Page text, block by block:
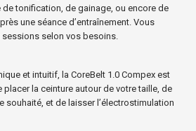
de tonification, de gainage, ou encore de
une séance d’entraînement. Vous
selon vos besoins.
et intuitif, la CoreBelt 1.0 Compex est
placer la ceinture autour de votre taille, de
souhaité, et de laisser l’électrostimulation